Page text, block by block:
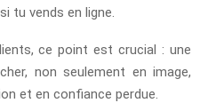
tu vends en ligne.
ce point est crucial : une
non seulement en image,
et en confiance perdue.